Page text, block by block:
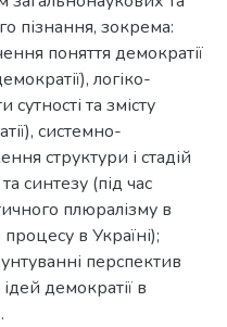
пізнання, зокрема:
поняття демократії
логіко-
сутності та змісту
системно-
структури і стадій
синтезу (під час
плюралізму в
в Україні);
перспектив
демократії в